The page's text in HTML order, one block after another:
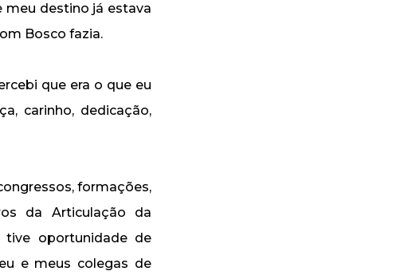
meu destino já estava
Bosco fazia.
que era o que eu
carinho, dedicação,
formações,
da Articulação da
tive oportunidade de
e meus colegas de